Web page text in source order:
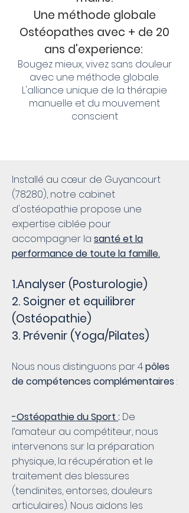
Une méthode globale
Ostéopathes avec + de 20
ans d'experience:
Bougez mieux, vivez sans douleur
avec une méthode globale.
L'alliance unique de la thérapie
manuelle et du mouvement
conscient
Installé au cœur de Guyancourt
(78280), notre cabinet
d'ostéopathie propose une
expertise ciblée pour
accompagner la santé et la
performance de toute la famille.
1.Analyser (Posturologie)
2. Soigner et equilibrer
(Ostéopathie)
3. Prévenir (Yoga/Pilates)
Nous nous distinguons par 4pôles
de compétences complémentaires :
-Ostéopathie du Sport : De
l’amateur au compétiteur, nous
intervenons sur la préparation
physique, la récupération et le
traitement des blessures
(tendinites, entorses, douleurs
articulaires). Nous aidons les